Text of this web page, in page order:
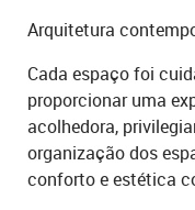
Arquitetura
Cada espaço foi
proporcionar uma
acolhedora,
organização dos
conforto e estética